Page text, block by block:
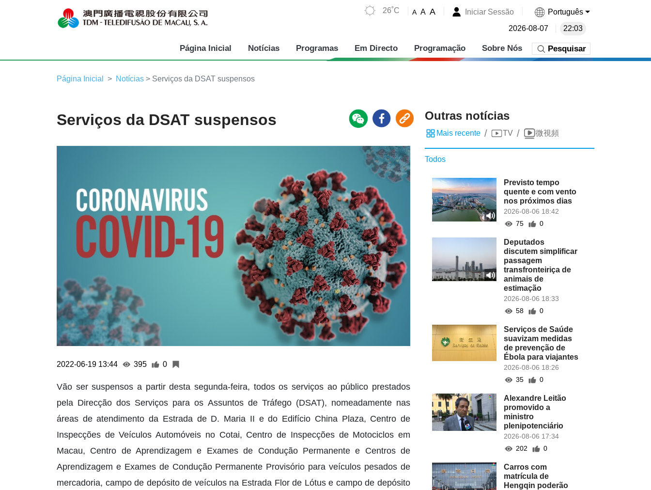
26˚C A A A Iniciar Sessão Português
2026-08-07 22:03
Página Inicial Notícias Programas Em Directo Programação Sobre Nós Pesquisar
Página Inicial Notícias > Serviços da DSAT suspensos
Serviços da DSAT suspensos
2022-06-19 13:44 395 0
Vão ser suspensos a partir desta segunda-feira, todos os serviços ao público prestados
pela Direcção dos Serviços para os Assuntos de Tráfego (DSAT), nomeadamente nas
áreas de atendimento da Estrada de D. Maria II e do Edifício China Plaza, Centro de
Inspecções de Veículos Automóveis no Cotai, Centro de Inspecções de Motociclos em
Macau, Centro de Aprendizagem e Exames de Condução Permanente e Centros de
Aprendizagem e Exames de Condução Permanente Provisório para veículos pesados de
mercadoria, campo de depósito de veículos na Estrada Flor de Lótus e campo de depósito
Outras notícias
Mais recente / TV / 微視頻
Todos
Previsto tempo
quente e com vento
nos próximos dias
2026-08-06 18:42
75
0
Deputados
discutem simplificar
passagem
transfronteiriça de
animais de
estimação
2026-08-06 18:33
58
0
Serviços de Saúde
suavizam medidas
de prevenção de
Ébola para viajantes
2026-08-06 18:26
35
0
Alexandre Leitão
promovido a
ministro
plenipotenciário
2026-08-06 17:34
202
0
Carros com
matrícula de
Hengqin poderão